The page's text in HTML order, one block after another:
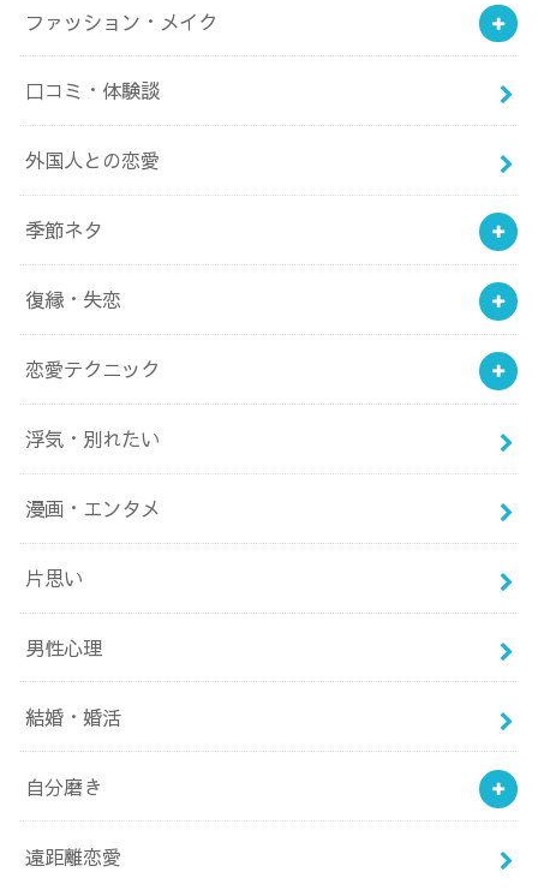
ファッション・メイク
口コミ・体験談
外国人との恋愛
季節ネタ
復縁・失恋
恋愛テクニック
浮気・別れたい
漫画・エンタメ
片思い
男性心理
結婚・婚活
自分磨き
遠距離恋愛